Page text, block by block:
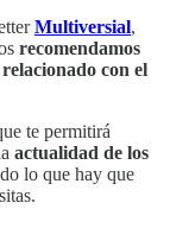
Multiversial,
recomendamos
con el
te permitirá
actualidad de los
lo que hay que